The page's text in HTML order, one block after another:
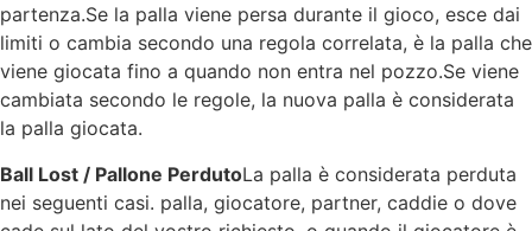
partenza.Se la palla viene persa durante il gioco, esce dai
limiti o cambia secondo una regola correlata, è la palla che
viene giocata fino a quando non entra nel pozzo.Se viene
cambiata secondo le regole, la nuova palla è considerata
la palla giocata.
Ball Lost / Pallone PerdutoLa palla è considerata perduta
nei seguenti casi. palla, giocatore, partner, caddie o dove